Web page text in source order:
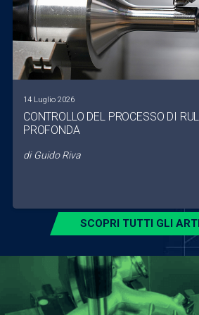
14 Luglio 2026
CONTROLLO DEL PROCESSO DI
PROFONDA
di Guido Riva
SCOPRI TUTTI GLI